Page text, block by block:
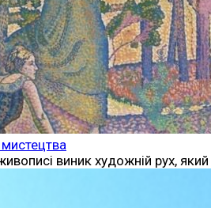
мистецтва
виник художній рух,